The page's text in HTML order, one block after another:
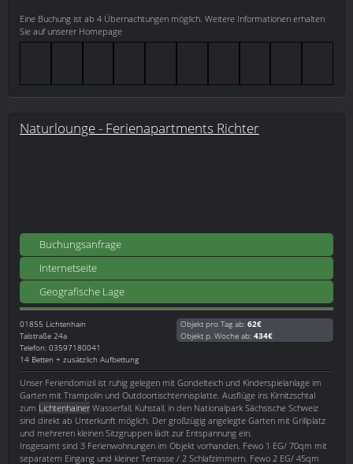
Eine Buchung ist ab 4 Übernachtungen möglich. Weitere Informationen erhalten
Sie auf unserer Homepage
Naturlounge - Ferienapartments Richter
Buchungsanfrage
Internetseite
Geografische Lage
01855 Lichtenhain
Talstraße 24a
Telefon: 03597180041
14 Betten + zusätzlich Aufbettung
Objekt pro Tag ab: 62€
Objekt p. Woche ab: 434€
Unser Feriendomizil ist ruhig gelegen mit Gondelteich und Kinderspielanlage im
Garten mit Trampolin und Outdoortischtennisplatte. Ausflüge ins Kirnitzschtal
zum Lichtenhainer Wasserfall, Kuhstall, in den Nationalpark Sächsische Schweiz
sind direkt ab Unterkunft möglich. Der großzügig angelegte Garten mit Grillplatz
und mehreren kleinen Sitzgruppen lädt zur Entspannung ein.
Insgesamt sind 3 Ferienwohnungen im Objekt vorhanden. Fewo 1 EG/ 70qm mit
separatem Eingang und kleiner Terrasse / 2 Schlafzimmern. Fewo 2 EG/ 45qm